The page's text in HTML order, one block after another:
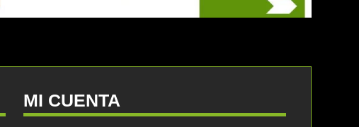
MI CUENTA